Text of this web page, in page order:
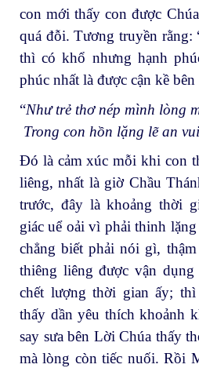
con mới thấy con được
quá đỗi. Tương truyền
thì có khổ nhưng hạnh
phúc nhất là được cận kề
“Như trẻ thơ nép mình lòng
Trong con hồn lặng lẽ an
Đó là cảm xúc mỗi khi con
liêng, nhất là giờ Chầu
trước, đây là khoảng thời
giác uể oải vì phải thinh
chẳng biết phải nói gì,
thiêng liêng được vận dụng
chết lượng thời gian ấy;
thấy dần yêu thích khoảnh
say sưa bên Lời Chúa thấy
mà lòng còn tiếc nuối. Rồi